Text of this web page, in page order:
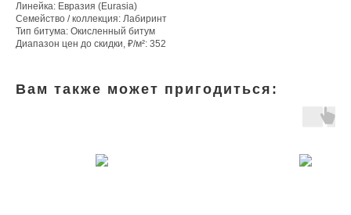
Линейка: Евразия (Eurasia)
Семейство / коллекция: Лабиринт
Тип битума: Окисленный битум
Диапазон цен до скидки, ₽/м²: 352
Вам также может пригодиться: